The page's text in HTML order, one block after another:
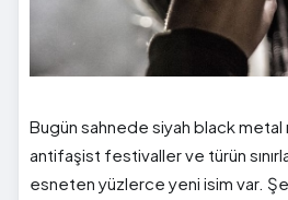
Bugün sahnede siyah black
antifaşist festivaller ve türün
esneten yüzlerce yeni isim var.